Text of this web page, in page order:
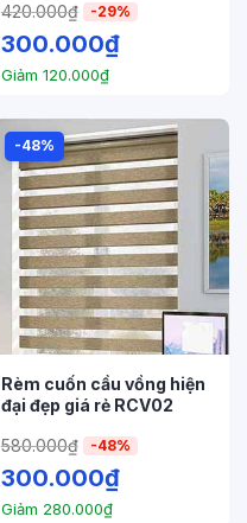
420.000₫ -29%
300.000₫
Giảm 120.000₫
-48%
Rèm cuốn cầu vồng hiện
đại đẹp giá rẻ RCV02
580.000₫ -48%
300.000₫
Giảm 280.000₫